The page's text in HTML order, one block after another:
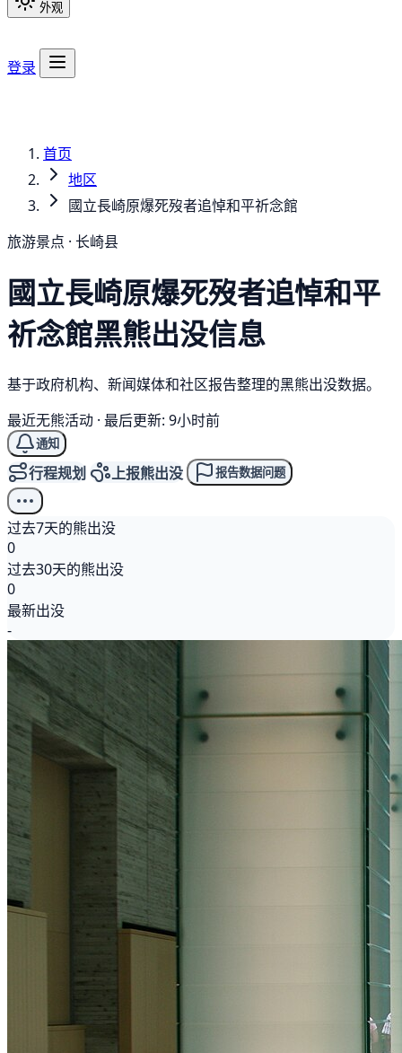
外观
登录
首页
地区
國立長崎原爆死歿者追悼和平祈念館
旅游景点 · 长崎县
國立長崎原爆死歿者追悼和平
祈念館黑熊出没信息
基于政府机构、新闻媒体和社区报告整理的黑熊出没数据。
最近无熊活动 · 最后更新: 9小时前
通知
行程规划 上报熊出没 报告数据问题
过去7天的熊出没
0
过去30天的熊出没
0
最新出没
-